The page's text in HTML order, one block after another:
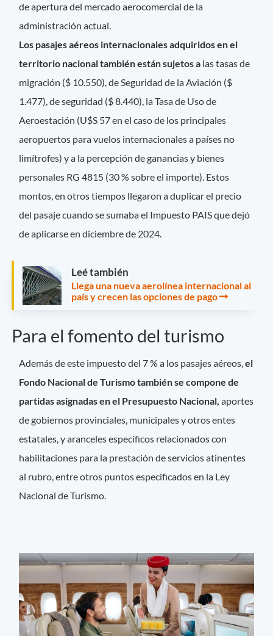
de apertura del mercado aerocomercial de la
administración actual.
Los pasajes aéreos internacionales adquiridos en el
territorio nacional también están sujetos a las tasas de
migración ($ 10.550), de Seguridad de la Aviación ($
1.477), de seguridad ($ 8.440), la Tasa de Uso de
Aeroestación (U$S 57 en el caso de los principales
aeropuertos para vuelos internacionales a países no
limítrofes) y a la percepción de ganancias y bienes
personales RG 4815 (30 % sobre el importe). Estos
montos, en otros tiempos llegaron a duplicar el precio
del pasaje cuando se sumaba el Impuesto PAIS que dejó
de aplicarse en diciembre de 2024.
Leé también
Llega una nueva aerolínea internacional al
país y crecen las opciones de pago
Para el fomento del turismo
Además de este impuesto del 7 % a los pasajes aéreos,el
Fondo Nacional de Turismo también se compone de
partidas asignadas en el Presupuesto Nacional, aportes
de gobiernos provinciales, municipales y otros entes
estatales, y aranceles específicos relacionados con
habilitaciones para la prestación de servicios atinentes
al rubro, entre otros puntos especificados en la Ley
Nacional de Turismo.